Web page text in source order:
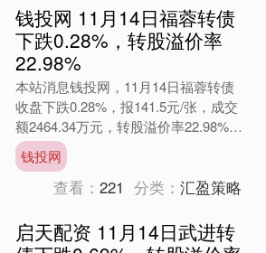
钱投网 11月14日福蓉转债
下跌0.28%，转股溢价率
22.98%
本站消息钱投网，11月14日福蓉转债
收盘下跌0.28%，报141.5元/张，成交
额2464.34万元，转股溢价率22.98%。
资料显示，福蓉转债信用级别为“A....
钱投网
查看：221 分类：汇盈策略
启天配资 11月14日武进转